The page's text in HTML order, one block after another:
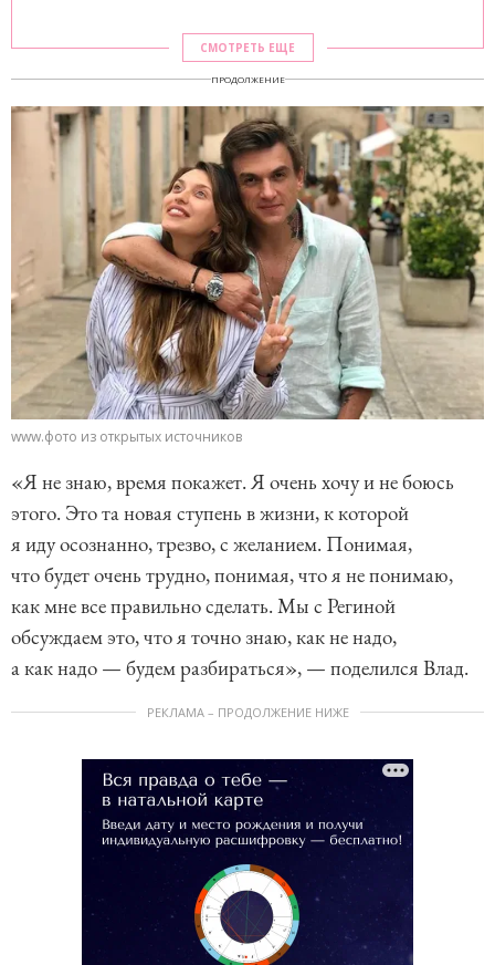
СМОТРЕТЬ ЕЩЕ
ПРОДОЛЖЕНИЕ
www.фото из открытых источников
«Я не знаю, время покажет. Я очень хочу и не боюсь
этого. Это та новая ступень в жизни, к которой
я иду осознанно, трезво, с желанием. Понимая,
что будет очень трудно, понимая, что я не понимаю,
как мне все правильно сделать. Мы с Региной
обсуждаем это, что я точно знаю, как не надо,
а как надо — будем разбираться», — поделился Влад.
РЕКЛАМА – ПРОДОЛЖЕНИЕ НИЖЕ